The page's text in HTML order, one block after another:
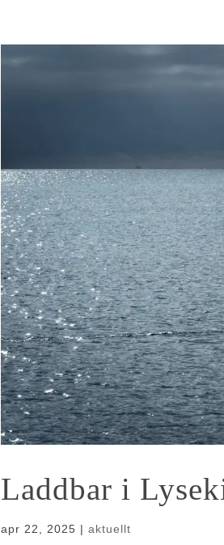
Laddbar i
apr 22, 2025 |aktuellt